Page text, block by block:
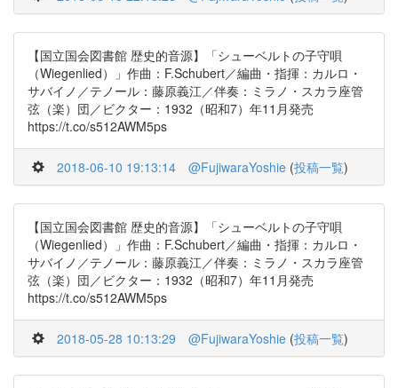
【国立国会図書館 歴史的音源】「シューベルトの子守唄
（Wiegenlied）」作曲：F.Schubert／編曲・指揮：カルロ・
サバイノ／テノール：藤原義江／伴奏：ミラノ・スカラ座管
弦（楽）団／ビクター：1932（昭和7）年11月発売
https://t.co/s512AWM5ps
2018-06-10 19:13:14 @FujiwaraYoshie (投稿一覧)
【国立国会図書館 歴史的音源】「シューベルトの子守唄
（Wiegenlied）」作曲：F.Schubert／編曲・指揮：カルロ・
サバイノ／テノール：藤原義江／伴奏：ミラノ・スカラ座管
弦（楽）団／ビクター：1932（昭和7）年11月発売
https://t.co/s512AWM5ps
2018-05-28 10:13:29 @FujiwaraYoshie (投稿一覧)